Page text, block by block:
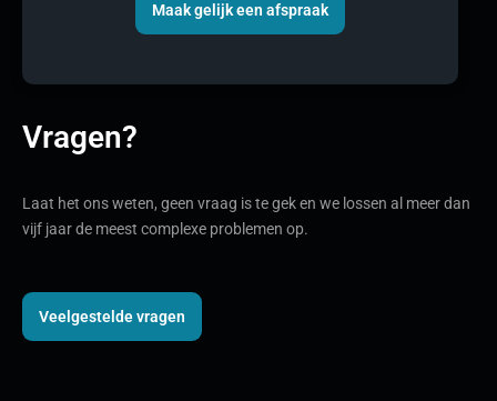
Maak gelijk een afspraak
Vragen?
Laat het ons weten, geen vraag is te gek en we lossen al meer dan
vijf jaar de meest complexe problemen op.
Veelgestelde vragen